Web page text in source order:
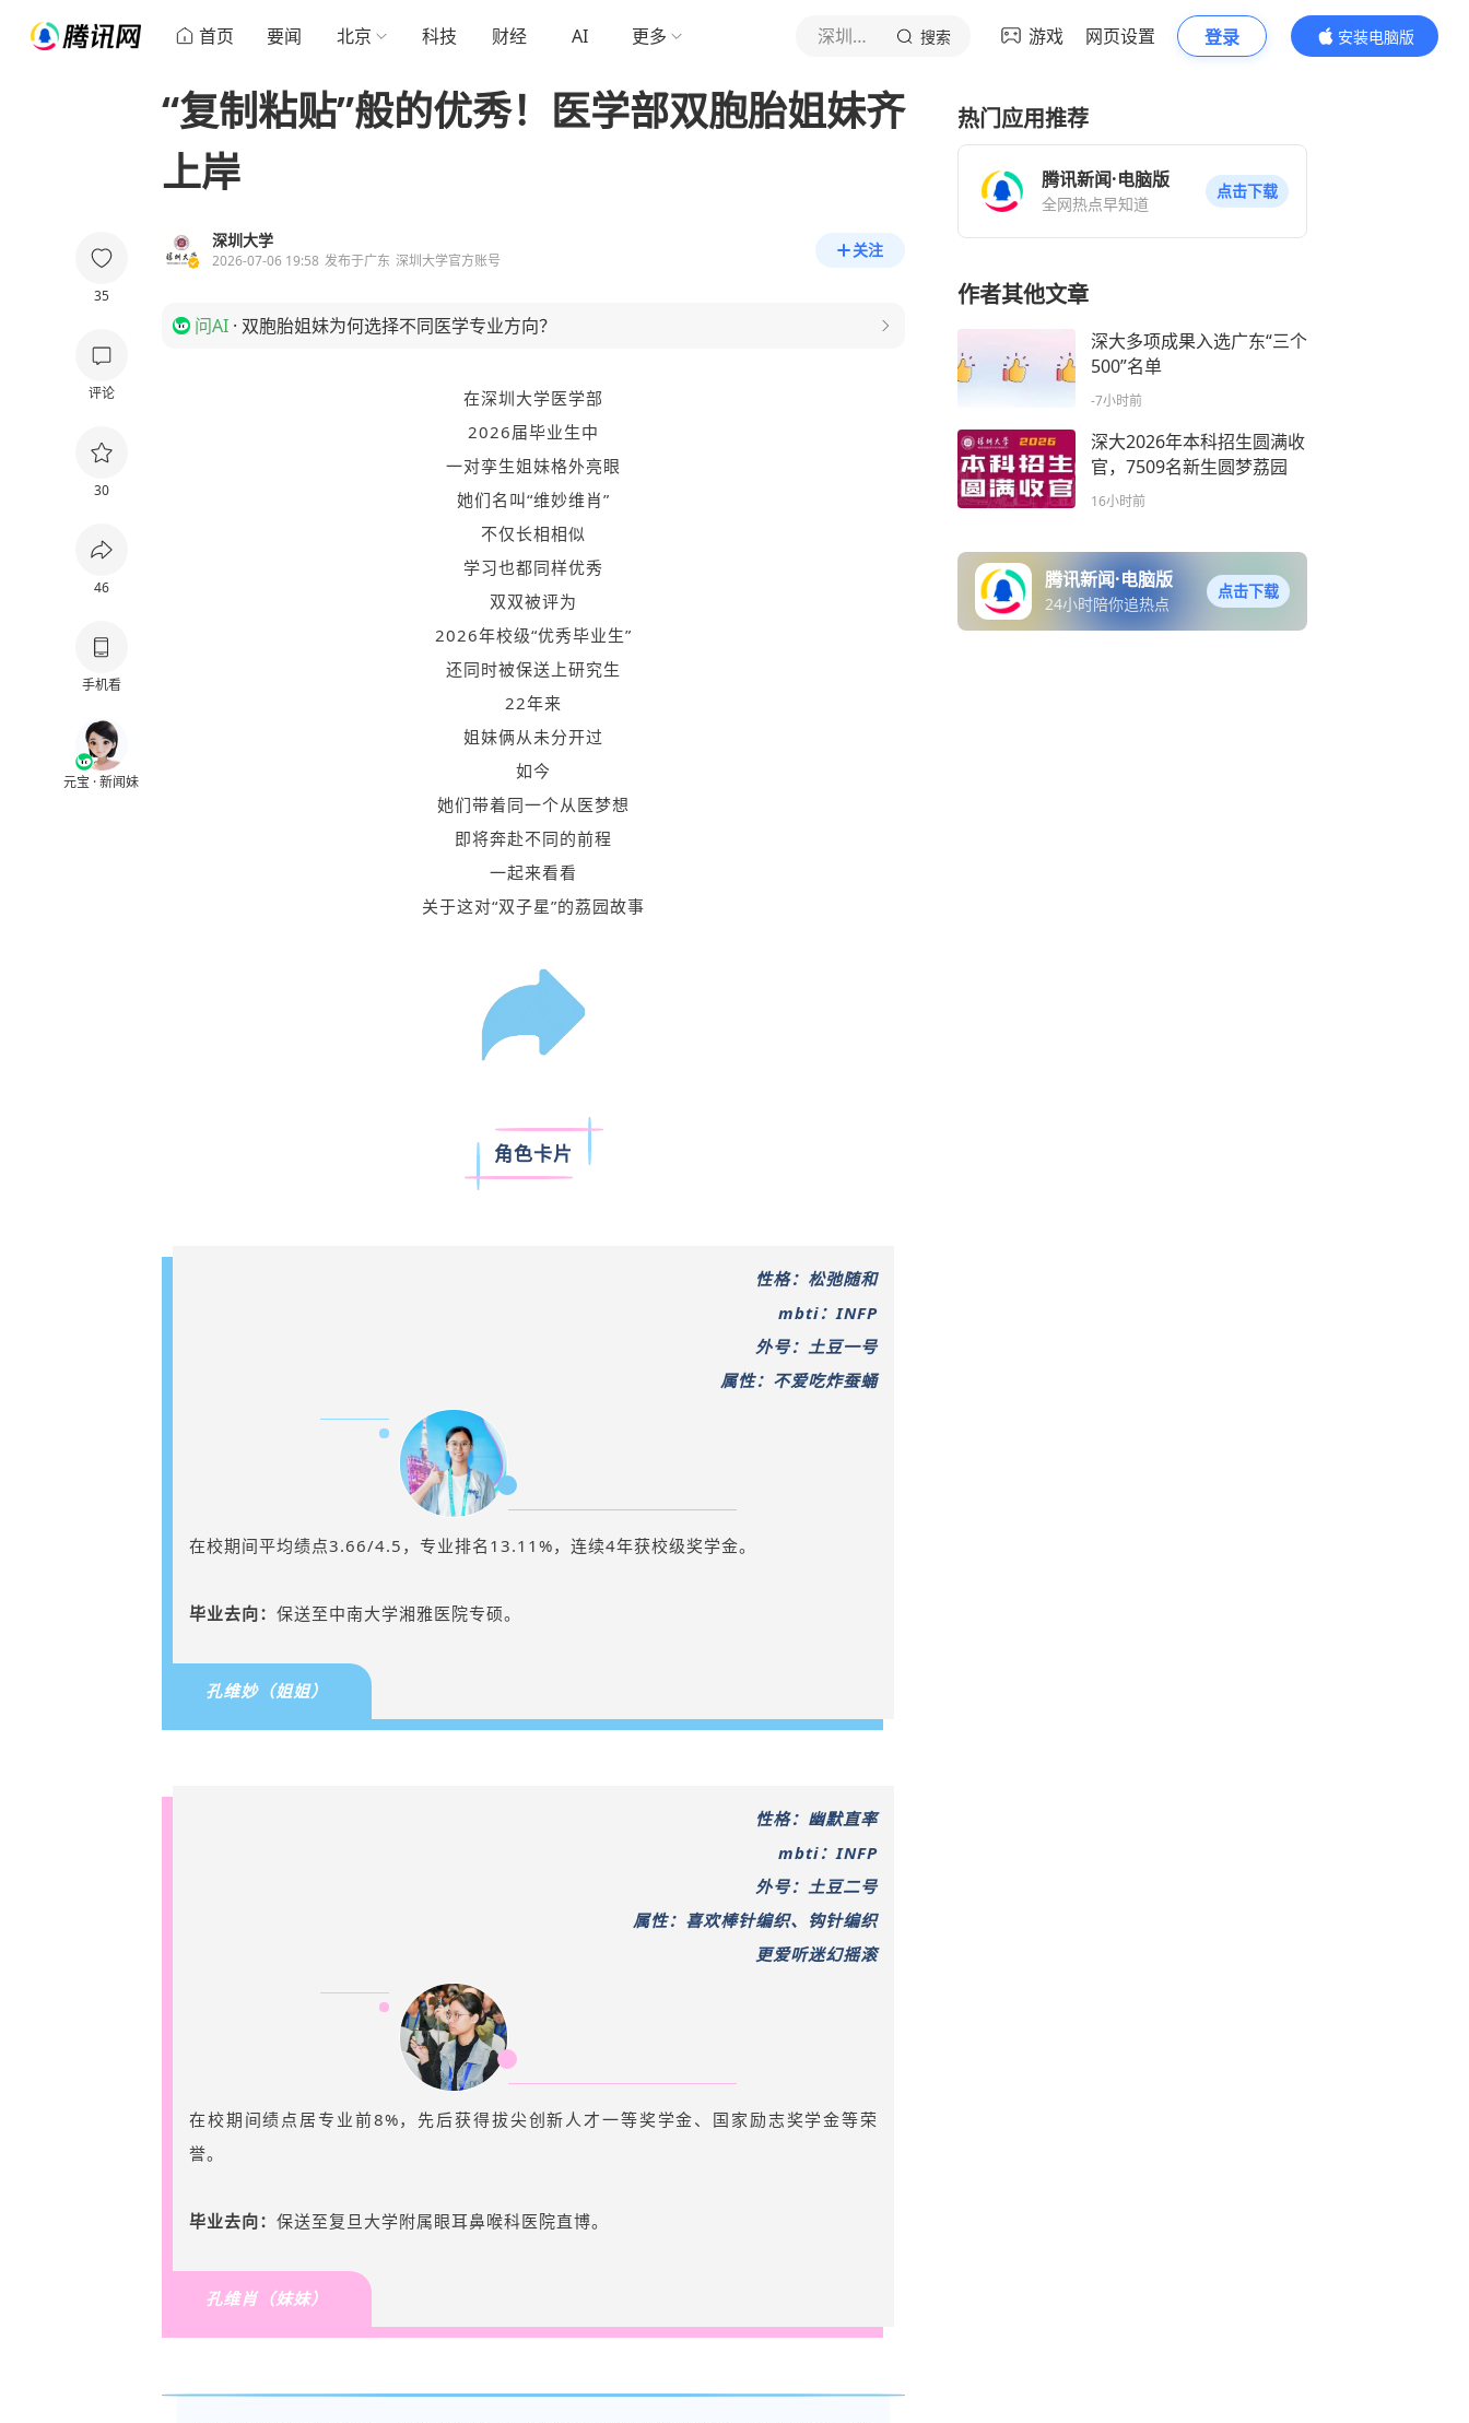
首页 要闻 北京 科技 财经 AI 更多 深圳大学 搜索 游戏 网页设置 登录
安装电脑版
内容更精彩
35
评论
30
46
手机看
元宝 · 新闻妹
“复制粘贴”般的优秀！医学部双胞胎姐妹齐
上岸
深圳大学
2026-07-06 19:58 发布于广东 深圳大学官方账号
关注
问AI · 双胞胎姐妹为何选择不同医学专业方向？
在深圳大学医学部
2026届毕业生中
一对孪生姐妹格外亮眼
她们名叫“维妙维肖”
不仅长相相似
学习也都同样优秀
双双被评为
2026年校级“优秀毕业生”
还同时被保送上研究生
22年来
姐妹俩从未分开过
如今
她们带着同一个从医梦想
即将奔赴不同的前程
一起来看看
关于这对“双子星”的荔园故事
角色卡片
性格：松弛随和
mbti：INFP
外号：土豆一号
属性：不爱吃炸蚕蛹
在校期间平均绩点3.66/4.5，专业排名13.11%，连续4年获校级奖学金。
毕业去向： 保送至中南大学湘雅医院专硕。
孔维妙（姐姐）
性格：幽默直率
mbti：INFP
外号：土豆二号
属性：喜欢棒针编织、钩针编织
更爱听迷幻摇滚
在校期间绩点居专业前8%，先后获得拔尖创新人才一等奖学金、国家励志奖学金等荣
誉。
毕业去向： 保送至复旦大学附属眼耳鼻喉科医院直博。
孔维肖（妹妹）
热门应用推荐
腾讯新闻·电脑版
全网热点早知道
点击下载
作者其他文章
深大多项成果入选广东“三个
500”名单
-7小时前
深大2026年本科招生圆满收
官，7509名新生圆梦荔园
16小时前
腾讯新闻·电脑版
24小时陪你追热点
点击下载